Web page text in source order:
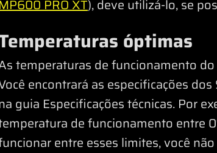
PRO XT), deve utilizá-lo, se
óptimas
temperaturas de funcionamento
encontrará as especificações
guia Especificações técnicas. Por
de funcionamento entre
entre esses limites, você